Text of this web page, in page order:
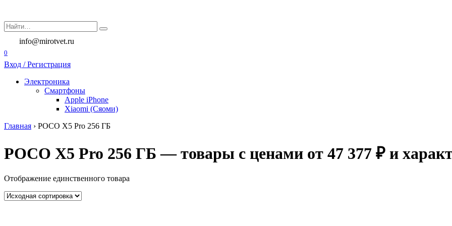
содержанию
Search
for:
info@mirotvet.ru
0
Вход / Регистрация
Электроника
Смартфоны
Apple iPhone
Xiaomi (Сяоми)
Главная › POCO X5 Pro 256 ГБ
POCO X5 Pro 256 ГБ — товары с ценами от 47 377 ₽ и
Отображение единственного товара